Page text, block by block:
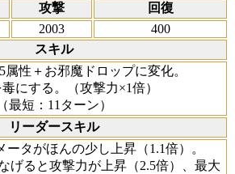
攻撃
回復
2003
400
スキル
性＋お邪魔ドロップに変化。
にする。（攻撃力×1倍）
（最短：11ターン）
リーダースキル
ータがほんの少し上昇（1.1倍）。
げると攻撃力が上昇（2.5倍）、最大